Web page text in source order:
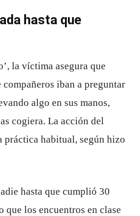
hasta que
la víctima asegura que
iban a preguntar
algo en sus manos,
cogiera. La acción del
práctica habitual, según hizo
hasta que cumplió 30
los encuentros en clase